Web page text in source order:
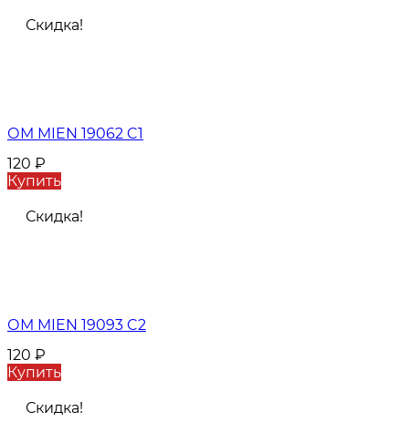
Скидка!
ОМ MIEN 19062 C1
120 ₽
Купить
Скидка!
ОМ MIEN 19093 C2
120 ₽
Купить
Скидка!